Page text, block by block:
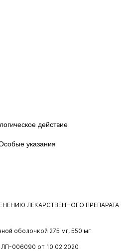
действие
указания
ЛЕКАРСТВЕННОГО ПРЕПАРАТА
оболочкой 275 мг, 550 мг
ЛП-006090 от 10.02.2020